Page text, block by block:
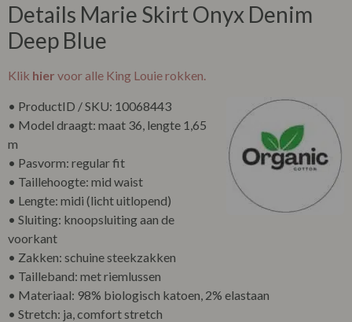
Details Marie Skirt Onyx Denim
Deep Blue
Klik hier voor alle King Louie rokken.
• ProductID / SKU: 10068443
• Model draagt: maat 36, lengte 1,65
m
• Pasvorm: regular fit
• Taillehoogte: mid waist
• Lengte: midi (licht uitlopend)
• Sluiting: knoopsluiting aan de
voorkant
• Zakken: schuine steekzakken
• Tailleband: met riemlussen
• Materiaal: 98% biologisch katoen, 2% elastaan
• Stretch: ja, comfort stretch